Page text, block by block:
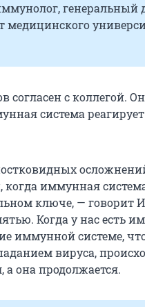
генеральный
медицинского
согласен с коллегой.
система
иммунная
ключе, — говорит
Когда у нас есть
иммунной системе,
вируса,
она продолжается.